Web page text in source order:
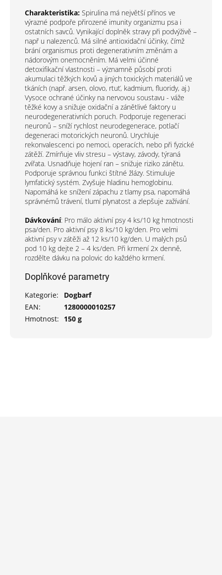
Charakteristika: Spirulina má největší přínos ve
výrazné podpoře přirozené imunity organizmu psa i
ostatních savců. Vynikající doplněk stravy při podvýživě –
např u nalezenců. Má silné antioxidační účinky, čímž
brání organismus proti degenerativním změnám a
nádorovým onemocněním. Má velmi účinné
detoxifikační vlastnosti – významně působí proti
akumulaci těžkých kovů a jiných toxických materiálů ve
tkáních (např. arsen, olovo, rtuť, kadmium, fluoridy, aj.)
Vysoce ochrané účinky na nervovou soustavu - váže
těžké kovy a snižuje oxidační a zánětlivé faktory u
neurodegenerativních poruch. Podporuje regeneraci
neuronů – sníží rychlost neurodegenerace, potlačí
degeneraci motorických neuronů. Urychluje
rekonvalescenci po nemoci, operacích, nebo při fyzické
zátěží. Zmírňuje vliv stresu – výstavy, závody, týraná
zvířata. Usnadňuje hojení ran – snižuje riziko zánětu.
Podporuje správnou funkci štítné žlázy. Stimuluje
lymfatický systém. Zvyšuje hladinu hemoglobinu.
Napomáhá ke snížení zápachu z tlamy psa, napomáhá
správnémů trávení, tlumí plynatost a zlepšuje zažívání.
Dávkování: Pro málo aktivní psy 4 ks/10 kg hmotnosti
psa/den. Pro aktivní psy 8 ks/10 kg/den. Pro velmi
aktivní psy v zátěži až 12 ks/10 kg/den. U malých psů
pod 10 kg dejte 2 – 4 ks/den. Při krmení 2x denně,
rozdělte dávku na polovic do každého krmení.
Doplňkové parametry
Kategorie:
Dogbarf
EAN:
1280000010257
Hmotnost: 150 g